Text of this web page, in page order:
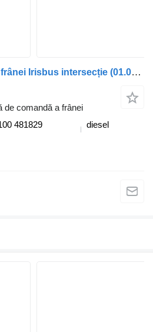
Supapă de comandă a frânei Irisbus intersecție (01.06-) 05040021113 pentru autobuz Irisbus Arway, Crossway, Crealis, Magelys, Proway, Daily Tourys (2006-)
de comandă a frânei
481829
diesel